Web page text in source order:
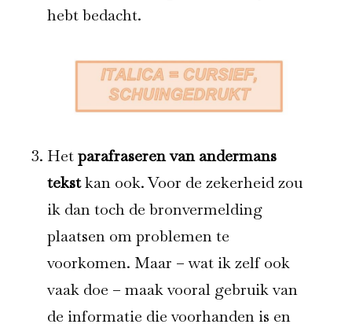
hebt bedacht.
Hetparafraseren van andermans
tekstkan ook. Voor de zekerheid zou
ik dan toch de bronvermelding
plaatsen om problemen te
voorkomen. Maar – wat ik zelf ook
vaak doe – maak vooral gebruik van
de informatie die voorhanden is en